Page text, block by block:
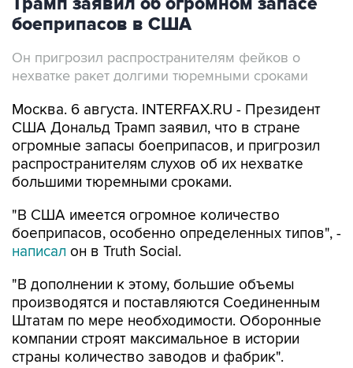
боеприпасов в США
Он пригрозил распространителям фейков о
нехватке ракет долгими тюремными сроками
Москва. 6 августа. INTERFAX.RU - Президент
США Дональд Трамп заявил, что в стране
огромные запасы боеприпасов, и пригрозил
распространителям слухов об их нехватке
большими тюремными сроками.
"В США имеется огромное количество
боеприпасов, особенно определенных типов", -
написал он в Truth Social.
"В дополнении к этому, большие объемы
производятся и поставляются Соединенным
Штатам по мере необходимости. Оборонные
компании строят максимальное в истории
страны количество заводов и фабрик".